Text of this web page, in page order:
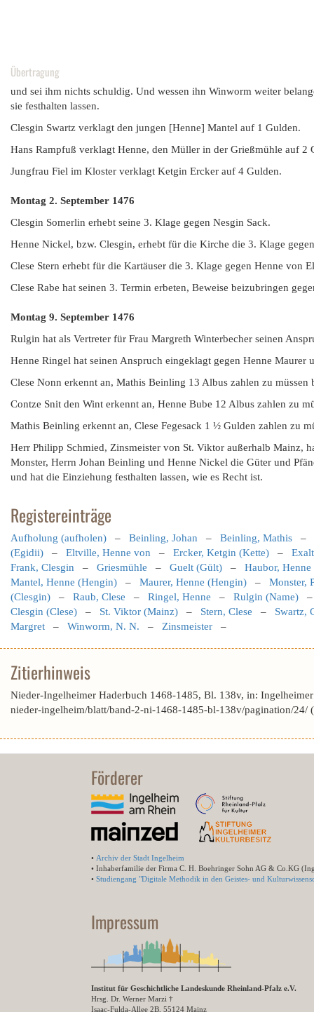
Übertragung
und sei ihm nichts schuldig. Und wessen ihn Winworm weiter
sie festhalten lassen.
Clesgin Swartz verklagt den jungen [Henne] Mantel auf 1 Gulden.
Hans Rampfuß verklagt Henne, den Müller in der Grießmühle auf 2
Jungfrau Fiel im Kloster verklagt Ketgin Ercker auf 4 Gulden.
Montag 2. September 1476
Clesgin Somerlin erhebt seine 3. Klage gegen Nesgin Sack.
Henne Nickel, bzw. Clesgin, erhebt für die Kirche die 3. Klage
Clese Stern erhebt für die Kartäuser die 3. Klage gegen Henne von
Clese Rabe hat seinen 3. Termin erbeten, Beweise beizubringen
Montag 9. September 1476
Rulgin hat als Vertreter für Frau Margreth Winterbecher seinen
Henne Ringel hat seinen Anspruch eingeklagt gegen Henne Maurer
Clese Nonn erkennt an, Mathis Beinling 13 Albus zahlen zu
Contze Snit den Wint erkennt an, Henne Bube 12 Albus zahlen zu
Mathis Beinling erkennt an, Clese Fegesack 1 ½ Gulden zahlen zu
Herr Philipp Schmied, Zinsmeister von St. Viktor außerhalb Mainz,
Monster, Herrn Johan Beinling und Henne Nickel die Güter und
und hat die Einziehung festhalten lassen, wie es Recht ist.
Registereinträge
Aufholung (aufholen) – Beinling, Johan – Beinling, Mathis –
(Egidii) – Eltville, Henne von – Ercker, Ketgin (Kette) –
Frank, Clesgin – Griesmühle – Guelt (Gült) – Haubor, Henne
Mantel, Henne (Hengin) – Maurer, Henne (Hengin) – Monster,
(Clesgin) – Raub, Clese – Ringel, Henne – Rulgin (Name)
Clesgin (Clese) – St. Viktor (Mainz) – Stern, Clese – Swartz,
Margret – Winworm, N. N. – Zinsmeister –
Zitierhinweis
Nieder-Ingelheimer Haderbuch 1468-1485, Bl. 138v, in:
nieder-ingelheim/blatt/band-2-ni-1468-1485-bl-138v/pagination/24/
Förderer
• Archiv der Stadt Ingelheim
• Inhaberfamilie der Firma C. H. Boehringer Sohn AG & Co.KG
• Studiengang "Digitale Methodik in den Geistes- und
Impressum
Institut für Geschichtliche Landeskunde Rheinland-Pfalz e.V.
Hrsg. Dr. Werner Marzi †
Isaac-Fulda-Allee 2B, 55124 Mainz